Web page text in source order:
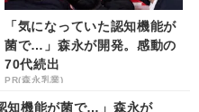
「気になっていた認知機能が
菌で…」森永が開発。感動の
70代続出
PR(森永乳業)
知機能が菌で…」森永が